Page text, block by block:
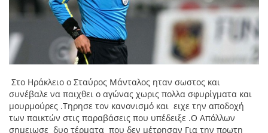
Στο Ηράκλειο ο Σταύρος Μάνταλος ηταν σωστος και
συνέβαλε να παιχθει ο αγώνας χωρις πολλα σφυρίγματα και
μουρμούρες .Τηρησε τον κανονισμό και ειχε την αποδοχή
των παικτών στις παραβάσεις που υπέδειξε .Ο Απόλλων
σημειωσε δυο τέρματα που δεν μέτρησαν Για την πρωτη